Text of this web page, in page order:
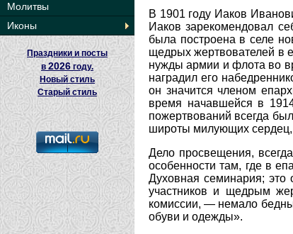
Молитвы
Иконы
Праздники и посты
в 2026 году.
Новый стиль
Старый стиль
В 1901 году Иаков
Иаков зарекомендовал
была построена в селе
щедрых жертвователей в
нужды армии и флота во
наградил его
он значится членом
время начавшейся в
пожертвований всегда
широты милующих сердец,
Дело просвещения,
особенности там, где в
Духовная семинария; это
участников и щедрым
комиссии, — немало
обуви и одежды».